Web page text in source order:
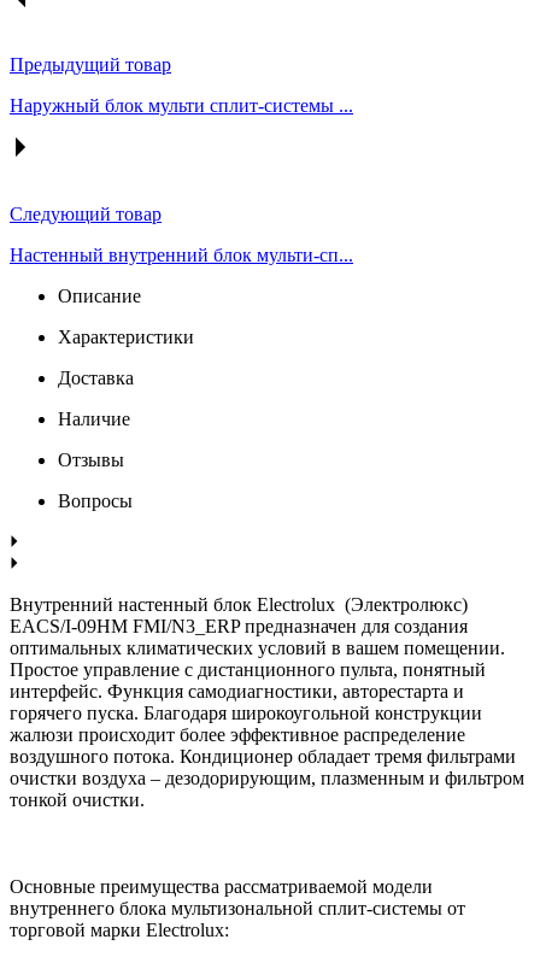
Предыдущий товар
Наружный блок мульти сплит-системы ...
Следующий товар
Настенный внутренний блок мульти-сп...
Описание
Характеристики
Доставка
Наличие
Отзывы
Вопросы
Внутренний настенный блок Electrolux (Электролюкс)
EACS/I-09HM FMI/N3_ERP предназначен для создания
оптимальных климатических условий в вашем помещении.
Простое управление с дистанционного пульта, понятный
интерфейс. Функция самодиагностики, авторестарта и
горячего пуска. Благодаря широкоугольной конструкции
жалюзи происходит более эффективное распределение
воздушного потока. Кондиционер обладает тремя фильтрами
очистки воздуха – дезодорирующим, плазменным и фильтром
тонкой очистки.
Основные преимущества рассматриваемой модели
внутреннего блока мультизональной сплит-системы от
торговой марки Electrolux: